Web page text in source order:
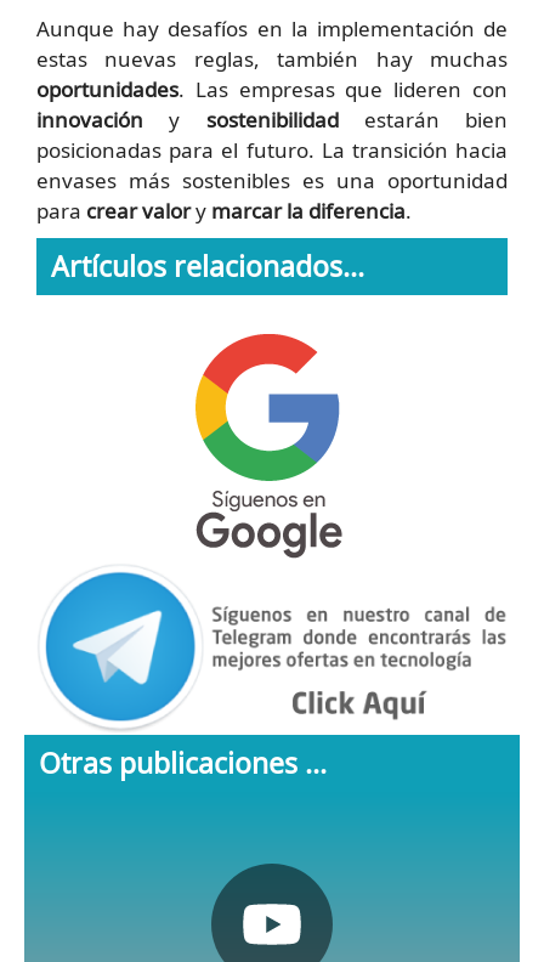
Aunque hay desafíos en la implementación de
estas nuevas reglas, también hay muchas
oportunidades. Las empresas que lideren con
innovación y sostenibilidadestarán bien
posicionadas para el futuro. La transición hacia
envases más sostenibles es una oportunidad
para crear valory marcar la diferencia.
Artículos relacionados...
Otras publicaciones ...
Pulsa aquí